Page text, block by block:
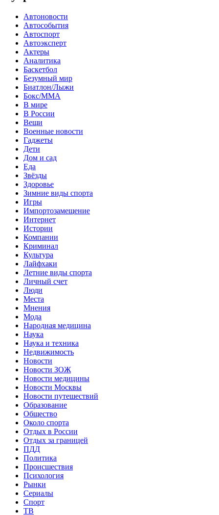
Автоновости
Автособытия
Автоспорт
Автоэксперт
Актеры
Аналитика
Баскетбол
Безумный мир
Биатлон/Лыжи
Бокс/MMA
В мире
В России
Вещи
Военные новости
Гаджеты
Дети
Дом и сад
Еда
Звёзды
Здоровье
Зимние виды спорта
Игры
Импортозамещение
Интернет
Истории
Компании
Криминал
Культура
Лайфхаки
Летние виды спорта
Личный счет
Люди
Места
Мнения
Мода
Народная медицина
Наука
Наука и техника
Недвижимость
Новости
Новости ЗОЖ
Новости медицины
Новости Москвы
Новости путешествий
Образование
Общество
Около спорта
Отдых в России
Отдых за границей
ПДД
Политика
Происшествия
Психология
Рынки
Сериалы
Спорт
ТВ